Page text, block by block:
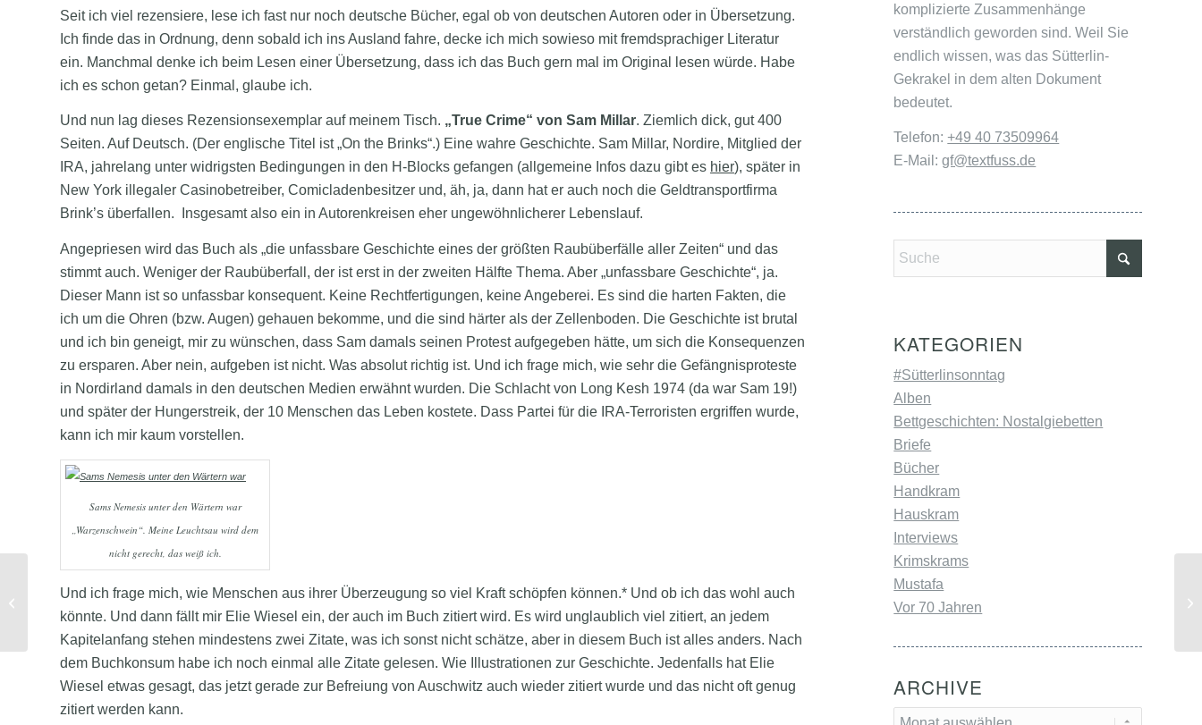
Seit ich viel rezensiere, lese ich fast nur noch deutsche Bücher, egal ob von deutschen Autoren oder in Übersetzung.
Ich finde das in Ordnung, denn sobald ich ins Ausland fahre, decke ich mich sowieso mit fremdsprachiger Literatur
ein. Manchmal denke ich beim Lesen einer Übersetzung, dass ich das Buch gern mal im Original lesen würde. Habe
ich es schon getan? Einmal, glaube ich.
Und nun lag dieses Rezensionsexemplar auf meinem Tisch. „True Crime“ von Sam Millar. Ziemlich dick, gut 400
Seiten. Auf Deutsch. (Der englische Titel ist „On the Brinks“.) Eine wahre Geschichte. Sam Millar, Nordire, Mitglied der
IRA, jahrelang unter widrigsten Bedingungen in den H-Blocks gefangen (allgemeine Infos dazu gibt es hier), später in
New York illegaler Casinobetreiber, Comicladenbesitzer und, äh, ja, dann hat er auch noch die Geldtransportfirma
Brink’s überfallen. Insgesamt also ein in Autorenkreisen eher ungewöhnlicherer Lebenslauf.
Angepriesen wird das Buch als „die unfassbare Geschichte eines der größten Raubüberfälle aller Zeiten“ und das
stimmt auch. Weniger der Raubüberfall, der ist erst in der zweiten Hälfte Thema. Aber „unfassbare Geschichte“, ja.
Dieser Mann ist so unfassbar konsequent. Keine Rechtfertigungen, keine Angeberei. Es sind die harten Fakten, die
ich um die Ohren (bzw. Augen) gehauen bekomme, und die sind härter als der Zellenboden. Die Geschichte ist brutal
und ich bin geneigt, mir zu wünschen, dass Sam damals seinen Protest aufgegeben hätte, um sich die Konsequenzen
zu ersparen. Aber nein, aufgeben ist nicht. Was absolut richtig ist. Und ich frage mich, wie sehr die Gefängnisproteste
in Nordirland damals in den deutschen Medien erwähnt wurden. Die Schlacht von Long Kesh 1974 (da war Sam 19!)
und später der Hungerstreik, der 10 Menschen das Leben kostete. Dass Partei für die IRA-Terroristen ergriffen wurde,
kann ich mir kaum vorstellen.
Sams Nemesis unter den Wärtern war
„Warzenschwein“. Meine Leuchtsau wird dem
nicht gerecht, das weiß ich.
Und ich frage mich, wie Menschen aus ihrer Überzeugung so viel Kraft schöpfen können.* Und ob ich das wohl auch
könnte. Und dann fällt mir Elie Wiesel ein, der auch im Buch zitiert wird. Es wird unglaublich viel zitiert, an jedem
Kapitelanfang stehen mindestens zwei Zitate, was ich sonst nicht schätze, aber in diesem Buch ist alles anders. Nach
dem Buchkonsum habe ich noch einmal alle Zitate gelesen. Wie Illustrationen zur Geschichte. Jedenfalls hat Elie
Wiesel etwas gesagt, das jetzt gerade zur Befreiung von Auschwitz auch wieder zitiert wurde und das nicht oft genug
zitiert werden kann.
komplizierte Zusammenhänge
verständlich geworden sind. Weil Sie
endlich wissen, was das Sütterlin-
Gekrakel in dem alten Dokument
bedeutet.
Telefon:+49 40 73509964
E-Mail:gf@textfuss.de
KATEGORIEN
#Sütterlinsonntag
Alben
Bettgeschichten: Nostalgiebetten
Briefe
Bücher
Handkram
Hauskram
Interviews
Krimskrams
Mustafa
Vor 70 Jahren
ARCHIVE
Vernebelte Hoffnungsschimmer